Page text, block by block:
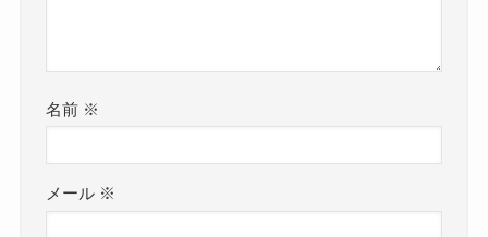
名前 ※
メール ※